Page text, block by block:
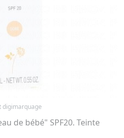
digimarquage
de bébé" SPF20. Teinte